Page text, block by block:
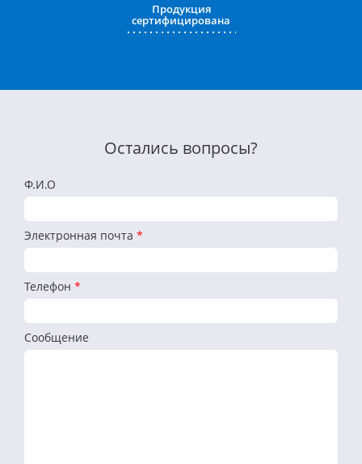
Продукция
сертифицирована
Остались вопросы?
Ф.И.О
Электронная почта *
Телефон *
Сообщение